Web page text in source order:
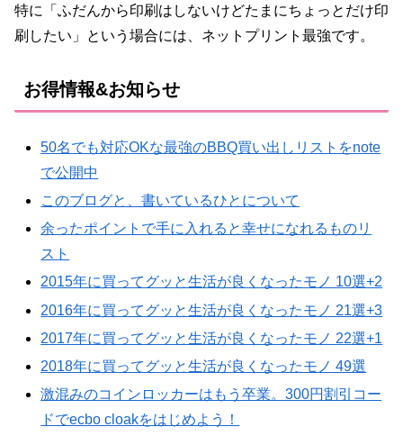
特に「ふだんから印刷はしないけどたまにちょっとだけ印
刷したい」という場合には、ネットプリント最強です。
お得情報&お知らせ
50名でも対応OKな最強のBBQ買い出しリストをnote
で公開中
このブログと、書いているひとについて
余ったポイントで手に入れると幸せになれるものリ
スト
2015年に買ってグッと生活が良くなったモノ 10選+2
2016年に買ってグッと生活が良くなったモノ 21選+3
2017年に買ってグッと生活が良くなったモノ 22選+1
2018年に買ってグッと生活が良くなったモノ 49選
激混みのコインロッカーはもう卒業。300円割引コー
ドでecbo cloakをはじめよう！